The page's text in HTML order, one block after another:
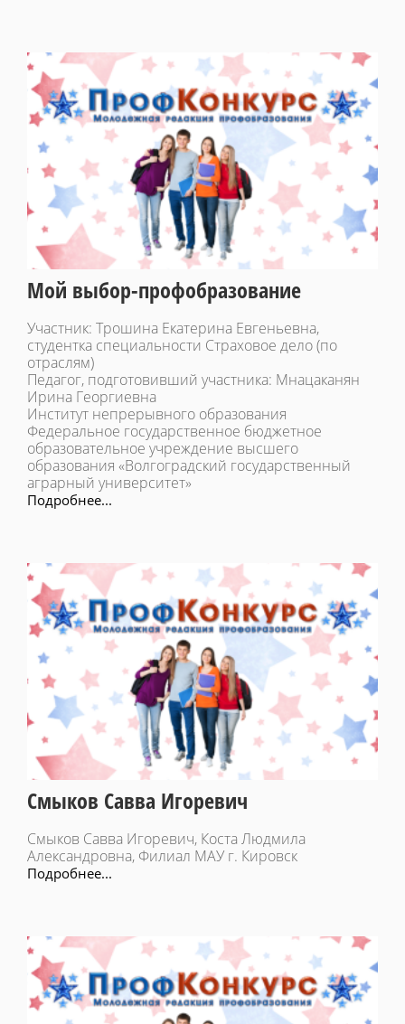
Мой выбор-профобразование
Участник: Трошина Екатерина Евгеньевна,
студентка специальности Страховое дело (по
отраслям)
Педагог, подготовивший участника: Мнацаканян
Ирина Георгиевна
Институт непрерывного образования
Федеральное государственное бюджетное
образовательное учреждение высшего
образования «Волгоградский государственный
аграрный университет»
Подробнее...
Смыков Савва Игоревич
Смыков Савва Игоревич, Коста Людмила
Александровна, Филиал МАУ г. Кировск
Подробнее...